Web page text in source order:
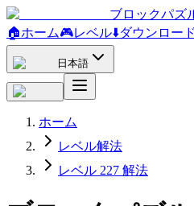
ブロックパズ
🏠ホーム🎮レベル⬇️ダウンロード
日本語
ホーム
レベル解法
レベル 227 解法